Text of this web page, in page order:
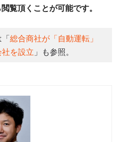
閲覧頂くことが可能です。
総合商社が「自動運転」
を設立 」も参照。